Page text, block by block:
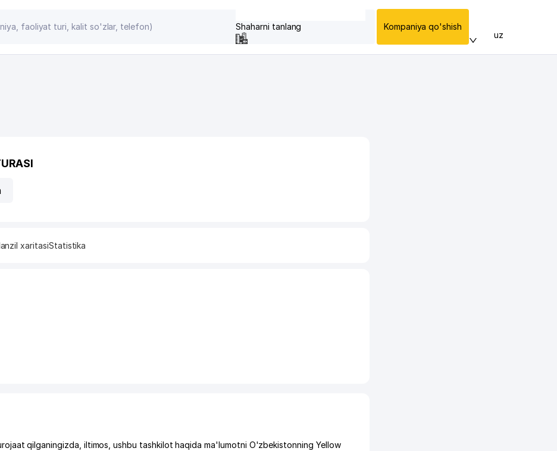
Shaharni tanlang Kompaniya qo'shish
uz
xaritasiStatistika
qilganingizda, iltimos, ushbu tashkilot haqida ma'lumotni O'zbekistonning Yellow